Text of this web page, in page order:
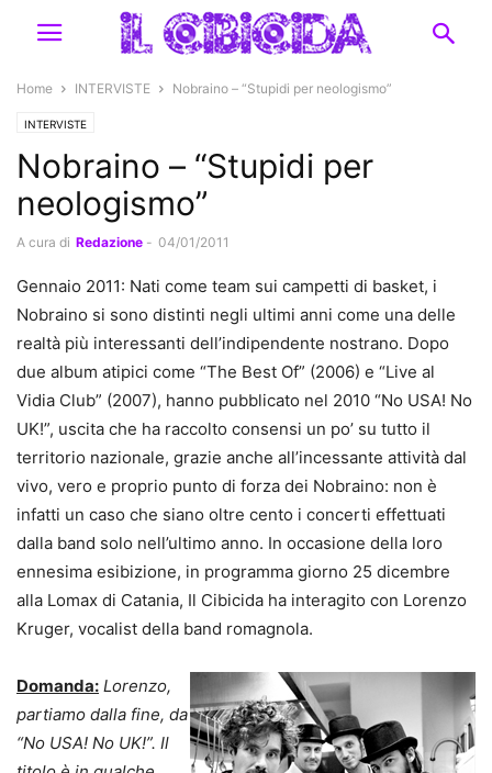
Home INTERVISTE Nobraino – “Stupidi per neologismo”
INTERVISTE
Nobraino – “Stupidi per
neologismo”
A cura di Redazione - 04/01/2011
Gennaio 2011: Nati come team sui campetti di basket, i
Nobraino si sono distinti negli ultimi anni come una delle
realtà più interessanti dell’indipendente nostrano. Dopo
due album atipici come “The Best Of” (2006) e “Live al
Vidia Club” (2007), hanno pubblicato nel 2010 “No USA! No
UK!”, uscita che ha raccolto consensi un po’ su tutto il
territorio nazionale, grazie anche all’incessante attività dal
vivo, vero e proprio punto di forza dei Nobraino: non è
infatti un caso che siano oltre cento i concerti effettuati
dalla band solo nell’ultimo anno. In occasione della loro
ennesima esibizione, in programma giorno 25 dicembre
alla Lomax di Catania, Il Cibicida ha interagito con Lorenzo
Kruger, vocalist della band romagnola.
Domanda: Lorenzo,
partiamo dalla fine, da
“No USA! No UK!”. Il